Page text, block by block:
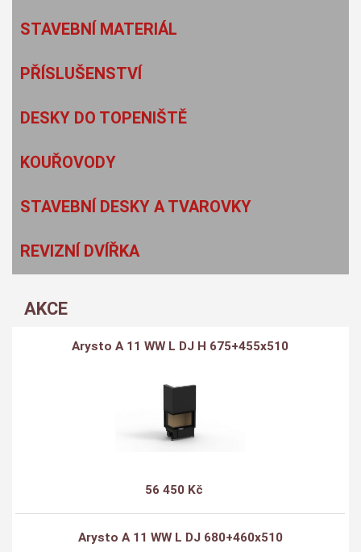
STAVEBNÍ MATERIÁL
PŘÍSLUŠENSTVÍ
DESKY DO TOPENIŠTĚ
KOUŘOVODY
STAVEBNÍ DESKY A TVAROVKY
REVIZNÍ DVÍŘKA
AKCE
Arysto A 11 WW L DJ H 675+455x510
56 450 Kč
Arysto A 11 WW L DJ 680+460x510